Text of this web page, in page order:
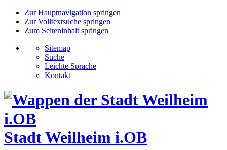
Zur Hauptnavigation springen
Zur Volltextsuche springen
Zum Seiteninhalt springen
Sitemap
Suche
Leichte Sprache
Kontakt
Stadt Weilheim i.OB